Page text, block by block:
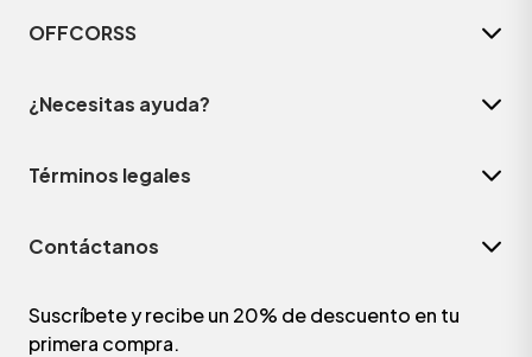
OFFCORSS
¿Necesitas ayuda?
Términos legales
Contáctanos
Suscríbete y recibe un 20% de descuento en tu
primera compra.